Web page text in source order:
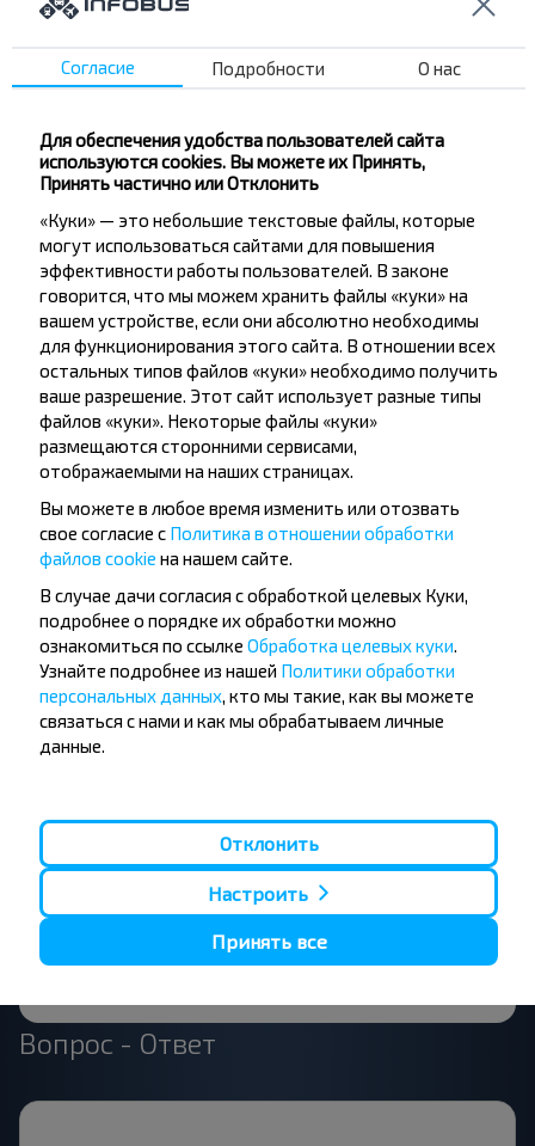
Пинск
Купить
Пинск
Солигорск
Пинск
Брест
Купить
Пинск
Любань
Купить
Хотите
путешествовать
дешевле?
Не пропусти специальные акции, скидки и
другие интересные предложения INFOBUS.
Подписаться
Вопрос - Ответ
Согласие Подробности О нас
Для обеспечения удобства пользователей сайта
используются cookies. Вы можете их Принять,
Принять частично или Отклонить
«Куки» — это небольшие текстовые файлы, которые
могут использоваться сайтами для повышения
эффективности работы пользователей. В законе
говорится, что мы можем хранить файлы «куки» на
вашем устройстве, если они абсолютно необходимы
для функционирования этого сайта. В отношении всех
остальных типов файлов «куки» необходимо получить
ваше разрешение. Этот сайт использует разные типы
файлов «куки». Некоторые файлы «куки»
размещаются сторонними сервисами,
отображаемыми на наших страницах.
Вы можете в любое время изменить или отозвать
свое согласие с Политика в отношении обработки
файлов cookie на нашем сайте.
В случае дачи согласия с обработкой целевых Куки,
подробнее о порядке их обработки можно
ознакомиться по ссылке Обработка целевых куки.
Узнайте подробнее из нашей Политики обработки
персональных данных, кто мы такие, как вы можете
связаться с нами и как мы обрабатываем личные
данные.
Отклонить
Настроить
Принять все